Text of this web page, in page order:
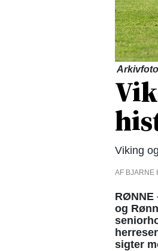
Viking
AF BJARNE
og
sigter